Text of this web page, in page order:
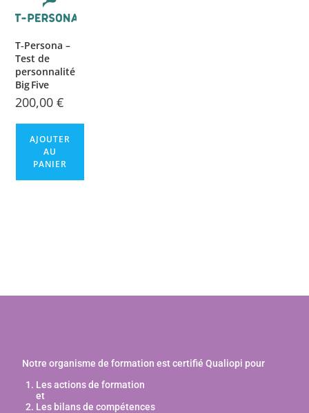
T‑Persona –
Test de
personnalité
Big Five
200,00€
AJOUTER
AU
PANIER
Notre organisme de formation est certifié Qualiopi pour
Les actions de formation
et
Les bilans de compétences